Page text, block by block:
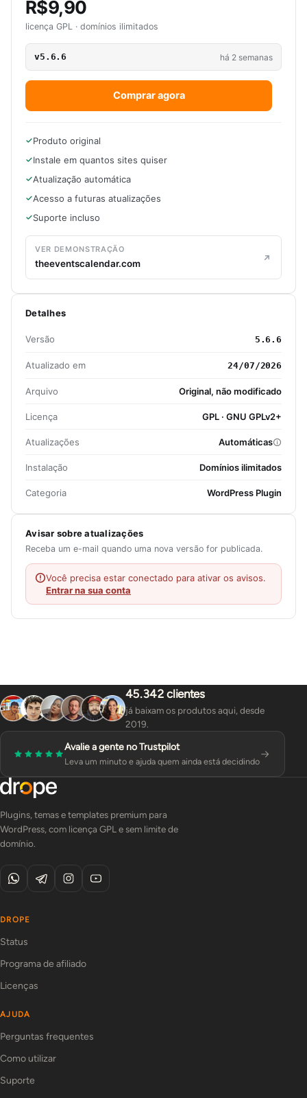
R$9,90
licença GPL · domínios ilimitados
v5.6.6 há 2 semanas
Comprar agora
Produto original
Instale em quantos sites quiser
Atualização automática
Acesso a futuras atualizações
Suporte incluso
VER DEMONSTRAÇÃO
theeventscalendar.com
Detalhes
Versão 5.6.6
Atualizado em 24/07/2026
Arquivo Original, não modificado
Licença GPL · GNU GPLv2+
Atualizações Automáticas
Instalação Domínios ilimitados
Categoria WordPress Plugin
Avisar sobre atualizações
Receba um e-mail quando uma nova versão for publicada.
Você precisa estar conectado para ativar os avisos.
Entrar na sua conta
45.342 clientes
já baixam os produtos aqui, desde
2019.
Avalie a gente no Trustpilot
Leva um minuto e ajuda quem ainda está decidindo
Plugins, temas e templates premium para
WordPress, com licença GPL e sem limite de
domínio.
DROPE
Status
Programa de afiliado
Licenças
AJUDA
Perguntas frequentes
Como utilizar
Suporte